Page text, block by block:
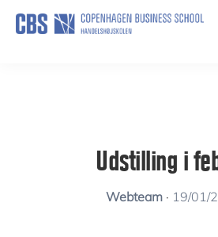
Skip
Udstilling i
Webteam · 19/01/